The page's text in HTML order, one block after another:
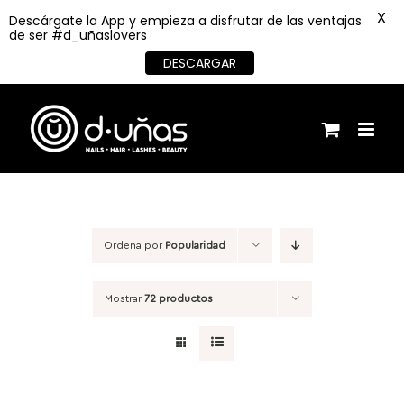
contenido
Ordena por Popularidad
Mostrar72 productos
Descárgate la App y empieza a disfrutar de las ventajas
de ser #d_uñaslovers
DESCARGAR
X